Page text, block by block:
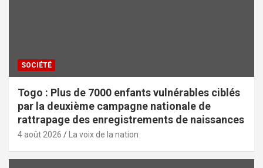
SOCIÉTÉ
Togo : Plus de 7000 enfants vulnérables ciblés
par la deuxième campagne nationale de
rattrapage des enregistrements de naissances
4 août 2026 La voix de la nation